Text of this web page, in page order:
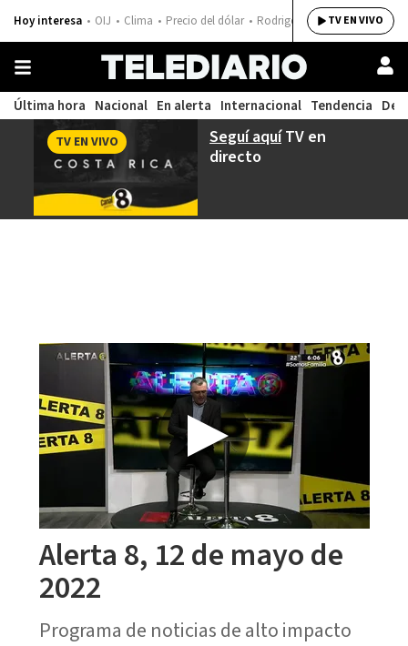
Hoy interesa OIJ Clima Precio del dólar Rodrigo ChavesTV EN VIVO
Última hora Nacional En alerta Internacional Tendencia
Seguí aquíTV en
directo
TV EN VIVO
Alerta 8, 12 de mayo de
2022
Programa de noticias de alto impacto